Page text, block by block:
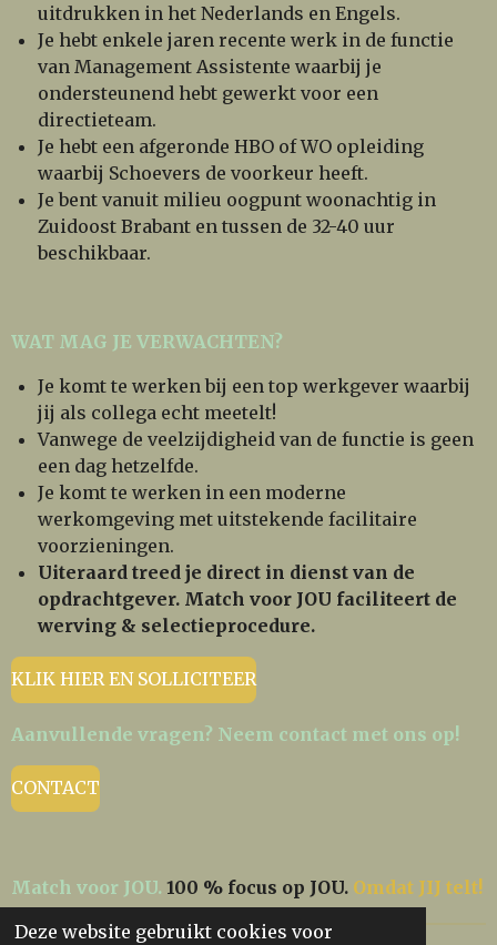
Deze website gebruikt cookies voor
uitdrukken in het Nederlands en Engels.
Je hebt enkele jaren recente werk in de functie
van Management Assistente waarbij je
ondersteunend hebt gewerkt voor een
directieteam.
Je hebt een afgeronde HBO of WO opleiding
waarbij Schoevers de voorkeur heeft.
Je bent vanuit milieu oogpunt woonachtig in
Zuidoost Brabant en tussen de 32-40 uur
beschikbaar.
WAT MAG JE VERWACHTEN?
Je komt te werken bij een top werkgever waarbij
jij als collega echt meetelt!
Vanwege de veelzijdigheid van de functie is geen
een dag hetzelfde.
Je komt te werken in een moderne
werkomgeving met uitstekende facilitaire
voorzieningen.
Uiteraard treed je direct in dienst van de
opdrachtgever. Match voor JOU faciliteert de
werving & selectieprocedure.
KLIK HIER EN SOLLICITEER
Aanvullende vragen? Neem contact met ons op!
CONTACT
Match voor JOU. 100 % focus op JOU. Omdat JIJ telt!